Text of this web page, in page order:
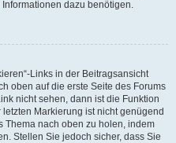
dazu benötigen.
Links in der Beitragsansicht
oben auf die erste Seite des Forums
nicht sehen, dann ist die Funktion
Markierung ist nicht genügend
Thema nach oben zu holen, indem
Stellen Sie jedoch sicher, dass Sie